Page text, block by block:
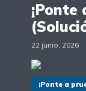
¡Ponte
22 junio, 2026
¡Ponte a